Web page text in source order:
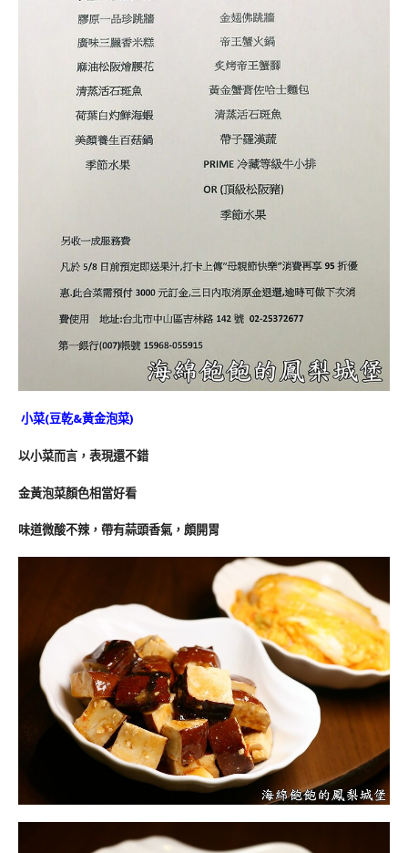
小菜(豆乾&黃金泡菜)
以小菜而言，表現還不錯
金黃泡菜顏色相當好看
味道微酸不辣，帶有蒜頭香氣，頗開胃